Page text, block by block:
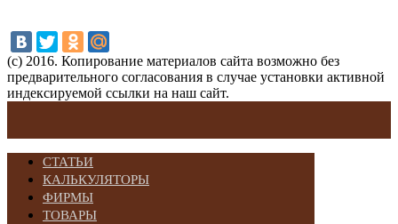
(с) 2016. Копирование материалов сайта возможно без
предварительного согласования в случае установки активной
индексируемой ссылки на наш сайт.
СТАТЬИ
КАЛЬКУЛЯТОРЫ
ФИРМЫ
ТОВАРЫ